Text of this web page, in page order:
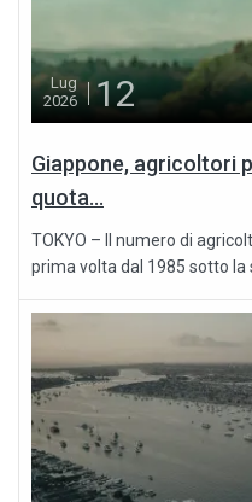
Lug
2026
12
Giappone, agricoltori
quota...
TOKYO – Il numero di
prima volta dal 1985 sotto la